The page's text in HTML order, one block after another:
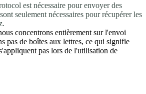
est nécessaire pour envoyer des
seulement nécessaires pour récupérer les
concentrons entièrement sur l'envoi
pas de boîtes aux lettres, ce qui signifie
pas lors de l'utilisation de